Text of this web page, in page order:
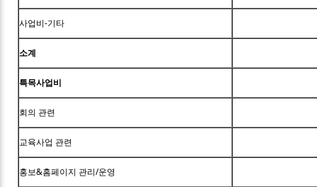
사업비-기타
소계
특목사업비
회의 관련
교육사업 관련
홍보&홈페이지 관리/운영